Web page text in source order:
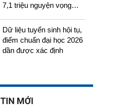
7,1 triệu nguyện vọng
Dữ liệu tuyển sinh hội tụ,
điểm chuẩn đại học 2026
dần được xác định
TIN MỚI